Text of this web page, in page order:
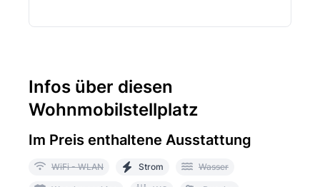
Infos über diesen
Wohnmobilstellplatz
Im Preis enthaltene Ausstattung
WiFi - WLAN Strom Wasser